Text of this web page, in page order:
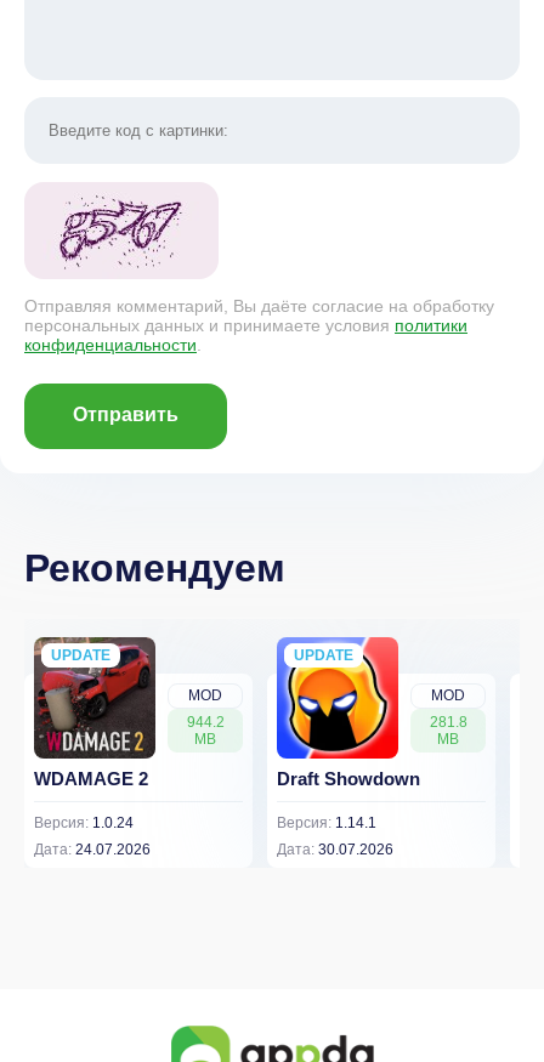
Отправляя комментарий, Вы даёте согласие на обработку
персональных данных и принимаете условия политики
конфиденциальности
Отправить
Рекомендуем
MOD
944.2
MB
UPDATE
NEW
WDAMAGE 2
Версия: 1.0.24
Дата: 24.07.2026
MOD
281.8
MB
UPDATE
NEW
Draft Showdown
Версия: 1.14.1
Дата: 30.07.2026